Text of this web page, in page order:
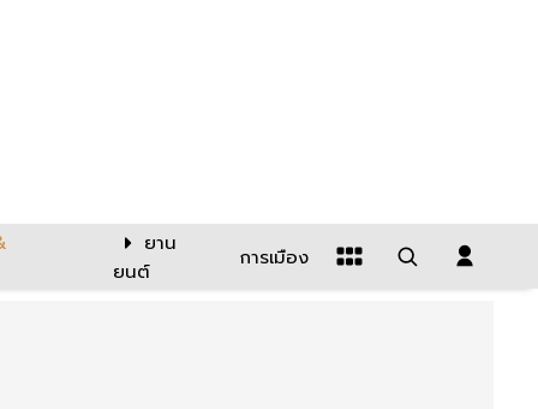
ยาน
ยนต์
การเมือง